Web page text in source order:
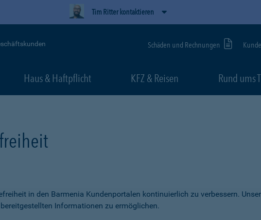
Tim Ritter kontaktieren
Schäden und Rechnungen
Haus & Haftpflicht KFZ & Reisen Rund ums
in den Barmenia Kundenportalen kontinuierlich zu verbessern.
Informationen zu ermöglichen.